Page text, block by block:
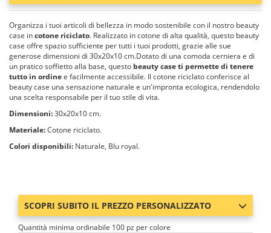
Organizza i tuoi articoli di bellezza in modo sostenibile con il nostro beauty
case incotone riciclato. Realizzato in cotone di alta qualità, questo beauty
case offre spazio sufficiente per tutti i tuoi prodotti, grazie alle sue
generose dimensioni di 30x20x10 cm.Dotato di una comoda cerniera e di
un pratico soffietto alla base, questo beauty case ti permette di tenere
tutto in ordinee facilmente accessibile. Il cotone riciclato conferisce al
beauty case una sensazione naturale e un'impronta ecologica, rendendolo
una scelta responsabile per il tuo stile di vita.
Dimensioni:30x20x10 cm.
Materiale:Cotone riciclato.
Colori disponibili: Naturale, Blu royal.
SCOPRI SUBITO IL PREZZO PERSONALIZZATO
Quantità minima ordinabile 100 pz per colore